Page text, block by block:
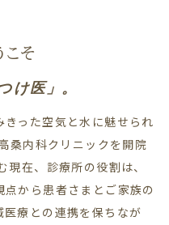
こそ
け医」。
った空気と水に魅せられ
桑内科クリニックを開院
在、診療所の役割は、
から患者さまとご家族の
療との連携を保ちなが